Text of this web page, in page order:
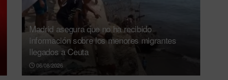
Madrid asegura que no ha recibido
información sobre los menores migrantes
llegados a Ceuta
06/08/2026